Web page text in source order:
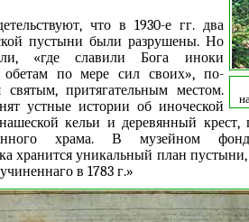
что в 1930-е гг. два
пустыни были разрушены. Но
«где славили Бога иноки
обетам по мере сил своих», по-
святым, притягательным местом.
устные истории об иноческой
кельи и деревянный крест,
храма. В музейном
хранится уникальный план
в 1783 г.»